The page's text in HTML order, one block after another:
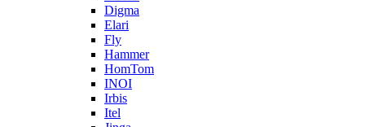
Digma
Elari
Fly
Hammer
HomTom
INOI
Irbis
Itel